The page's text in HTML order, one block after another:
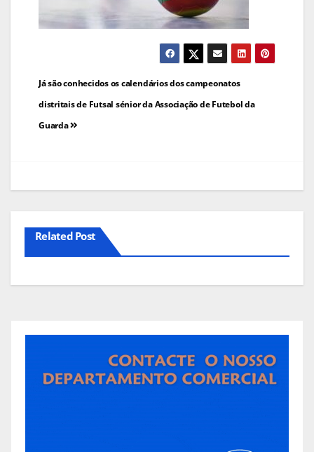
Navegação
de
artigos
Já são conhecidos os calendários dos campeonatos
distritais de Futsal sénior da Associação de Futebol da
Guarda
Related Post